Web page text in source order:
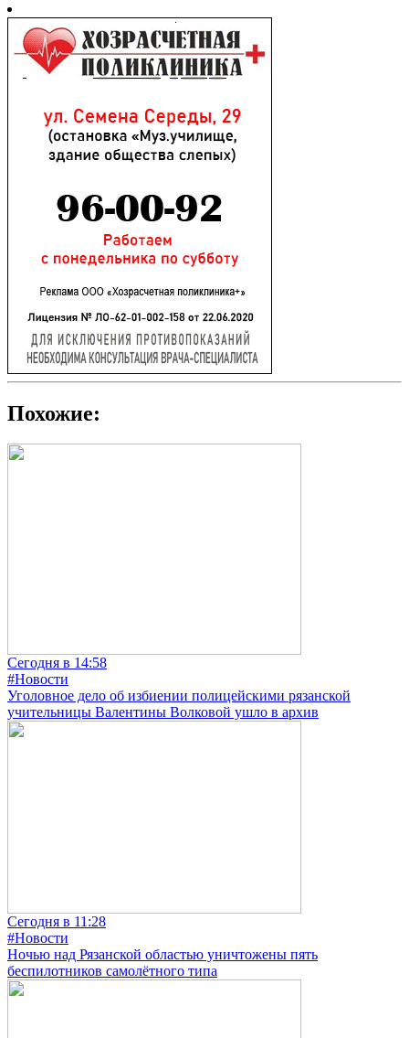
Похожие:
Сегодня в 14:58
#Новости
Уголовное дело об избиении полицейскими рязанской
учительницы Валентины Волковой ушло в архив
Сегодня в 11:28
#Новости
Ночью над Рязанской областью уничтожены пять
беспилотников самолётного типа